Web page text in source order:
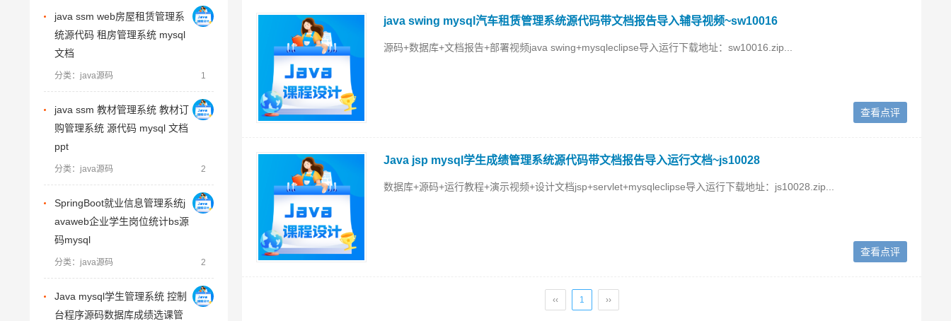
word填表时如何避免表项向后移动
如何在word中指定位置输入文字
如何在word中进行英文大小写切换
如何在word中渐进式调整字体大小
word填表时如何避免表项向后移动
java ssm web房屋租赁管理系
统源代码 租房管理系统 mysql
文档
分类：java源码 1
java ssm 教材管理系统 教材订
购管理系统 源代码 mysql 文档
ppt
分类：java源码 2
SpringBoot就业信息管理系统j
avaweb企业学生岗位统计bs源
码mysql
分类：java源码 2
Java mysql学生管理系统 控制
台程序源码数据库成绩选课管
java swing mysql汽车租赁管理系统源代码带文档报告导入辅导视频~sw10016
源码+数据库+文档报告+部署视频java swing+mysqleclipse导入运行下载地址：sw10016.zip...
查看点评
Java jsp mysql学生成绩管理系统源代码带文档报告导入运行文档~js10028
数据库+源码+运行教程+演示视频+设计文档jsp+servlet+mysqleclipse导入运行下载地址：js10028.zip...
查看点评
‹‹ 1 ››